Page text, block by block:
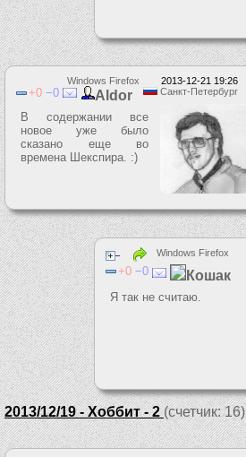
2013-12-21 19:26
Windows Firefox
Санкт-Петербург
0 0 Aldor
В содержании все
новое уже было
сказано еще во
времена Шекспира. :)
Windows Firefox
0 0 Кошак
Я так не считаю.
2013/12/19 - Хоббит - 2(счетчик: 16)